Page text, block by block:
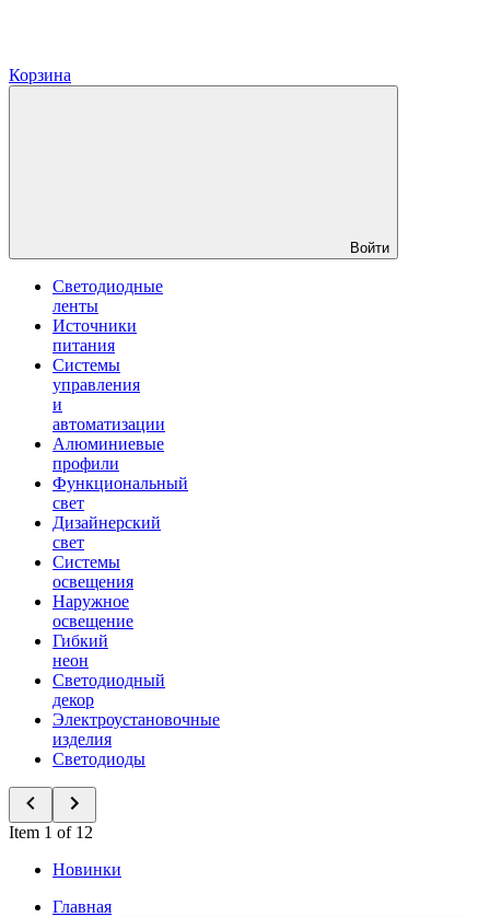
Корзина
Войти
Светодиодные
ленты
Источники
питания
Системы
управления
и
автоматизации
Алюминиевые
профили
Функциональный
свет
Дизайнерский
свет
Системы
освещения
Наружное
освещение
Гибкий
неон
Светодиодный
декор
Электроустановочные
изделия
Светодиоды
Item 1 of 12
Новинки
Главная